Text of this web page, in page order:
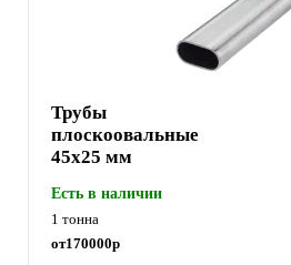
Трубы
плоскоовальные
45х25 мм
Есть в наличии
1 тонна
от170000р